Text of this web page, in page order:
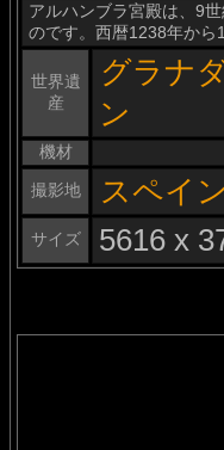
アルハンブラ宮殿は、9
のです。西暦1238年から
世界遺
産
グラナ
ン
機材
撮影地
スペイン
サイズ 5616 x